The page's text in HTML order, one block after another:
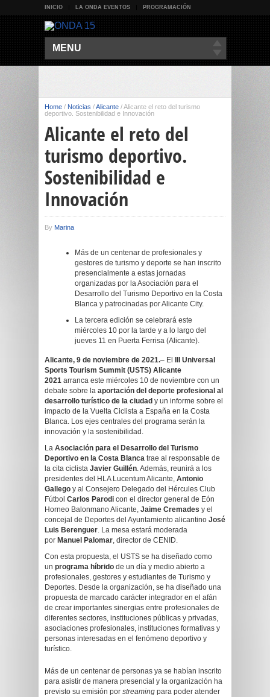
INICIO LA ONDA EVENTOS PROGRAMACIÓN
MENU
Home / Noticias /Alicante /Alicante el reto del turismo
deportivo. Sostenibilidad e Innovación
Alicante el reto del
turismo deportivo.
Sostenibilidad e
Innovación
By Marina
Más de un centenar de profesionales y
gestores de turismo y deporte se han inscrito
presencialmente a estas jornadas
organizadas por la Asociación para el
Desarrollo del Turismo Deportivo en la Costa
Blanca y patrocinadas por Alicante City.
La tercera edición se celebrará este
miércoles 10 por la tarde y a lo largo del
jueves 11 en Puerta Ferrisa (Alicante).
Alicante, 9 de noviembre de 2021.– El
III Universal
Sports Tourism Summit (USTS) Alicante
2021 arranca este miércoles 10 de noviembre con un
debate sobre la aportación del deporte profesional al
desarrollo turístico de la ciudad y un informe sobre el
impacto de la Vuelta Ciclista a España en la Costa
Blanca. Los ejes centrales del programa serán la
innovación y la sostenibilidad.
La Asociación para el Desarrollo del Turismo
Deportivo en la Costa Blanca trae al responsable de
la cita ciclista Javier Guillén. Además, reunirá a los
presidentes del HLA Lucentum Alicante, Antonio
Gallego y al Consejero Delegado del Hércules Club
Fútbol Carlos Parodi con el director general de Eón
Horneo Balonmano Alicante, Jaime Cremades y el
concejal de Deportes del Ayuntamiento alicantino José
Luis Berenguer. La mesa estará moderada
por Manuel Palomar, director de CENID.
Con esta propuesta, el USTS se ha diseñado como
un programa híbrido de un día y medio abierto a
profesionales, gestores y estudiantes de Turismo y
Deportes. Desde la organización, se ha diseñado una
propuesta de marcado carácter integrador en el afán
de crear importantes sinergias entre profesionales de
diferentes sectores, instituciones públicas y privadas,
asociaciones profesionales, instituciones formativas y
personas interesadas en el fenómeno deportivo y
turístico.
Más de un centenar de personas ya se habían inscrito
para asistir de manera presencial y la organización ha
previsto su emisión por streaming para poder atender